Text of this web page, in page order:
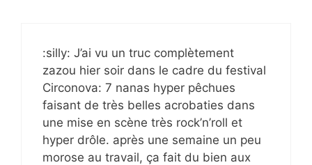
:silly: J’ai vu un truc complètement
zazou hier soir dans le cadre du festival
Circonova: 7 nanas hyper pêchues
faisant de très belles acrobaties dans
une mise en scène très rock’n’roll et
hyper drôle. après une semaine un peu
morose au travail, ça fait du bien aux